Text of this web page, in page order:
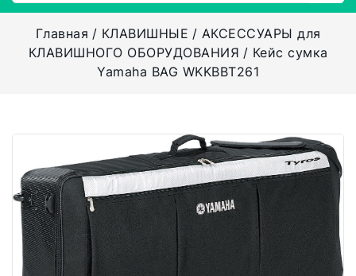
Главная КЛАВИШНЫЕ
АКСЕССУАРЫ для
КЛАВИШНОГО ОБОРУДОВАНИЯ
Кейс сумка
Yamaha BAG WKKBBT261